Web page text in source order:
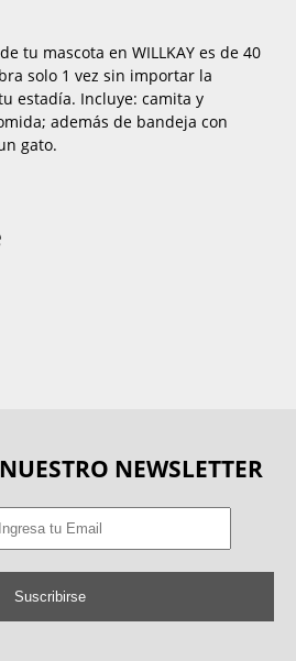
tu mascota en WILLKAY es de 40
solo 1 vez sin importar la
estadía. Incluye: camita y
además de bandeja con
gato.
NEWSLETTER
Suscribirse